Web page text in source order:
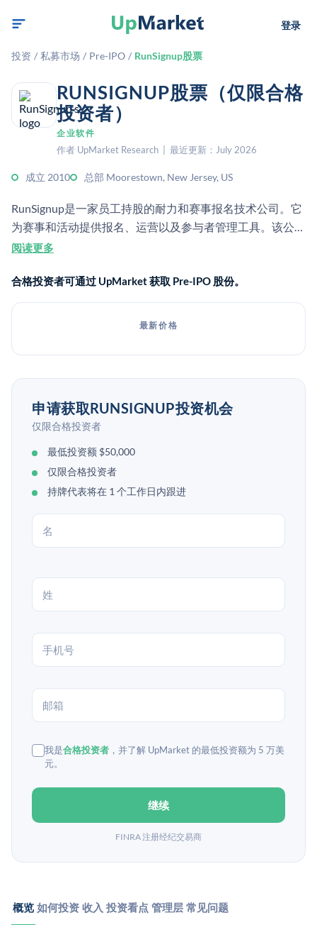
登录
投资 / 私募市场 / Pre-IPO / RunSignup股票
RUNSIGNUP股票（仅限合格
投资者）
企业软件
作者 UpMarket Research | 最近更新：July 2026
成立 2010 总部 Moorestown, New Jersey, US
RunSignup是一家员工持股的耐力和赛事报名技术公司。它
为赛事和活动提供报名、运营以及参与者管理工具。该公司
表示成立于2010年，且没有外部投资者。
阅读更多
合格投资者可通过 UpMarket 获取 Pre-IPO 股份。
最新价格
申请获取RUNSIGNUP投资机会
仅限合格投资者
最低投资额 $50,000
仅限合格投资者
持牌代表将在 1 个工作日内跟进
我是合格投资者 ，并了解 UpMarket 的最低投资额为 5 万美
元。
继续
FINRA 注册经纪交易商
概览 如何投资 收入 投资看点 管理层 常见问题